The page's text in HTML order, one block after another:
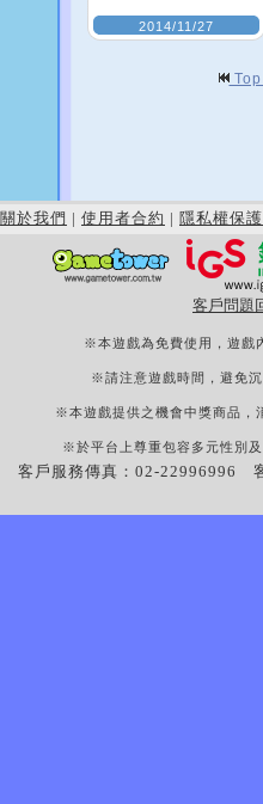
2014/11/27
關於我們 | 使用者合約 | 隱私權保護
客戶問題
※本遊戲為免費使用，遊戲
※請注意遊戲時間，避免
※本遊戲提供之機會中獎商品，
※於平台上尊重包容多元性別
客戶服務傳真：02-22996996